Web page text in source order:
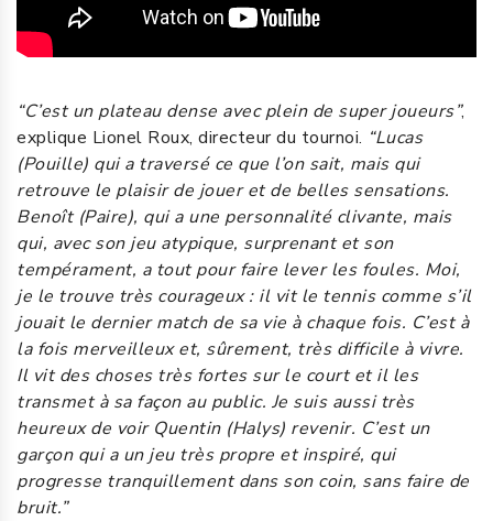
“C’est un plateau dense avec plein de super joueurs”,
explique Lionel Roux, directeur du tournoi. “Lucas
(Pouille) qui a traversé ce que l’on sait, mais qui
retrouve le plaisir de jouer et de belles sensations.
Benoît (Paire), qui a une personnalité clivante, mais
qui, avec son jeu atypique, surprenant et son
tempérament, a tout pour faire lever les foules. Moi,
je le trouve très courageux : il vit le tennis comme s’il
jouait le dernier match de sa vie à chaque fois. C’est à
la fois merveilleux et, sûrement, très difficile à vivre.
Il vit des choses très fortes sur le court et il les
transmet à sa façon au public. Je suis aussi très
heureux de voir Quentin (Halys) revenir. C’est un
garçon qui a un jeu très propre et inspiré, qui
progresse tranquillement dans son coin, sans faire de
bruit.”